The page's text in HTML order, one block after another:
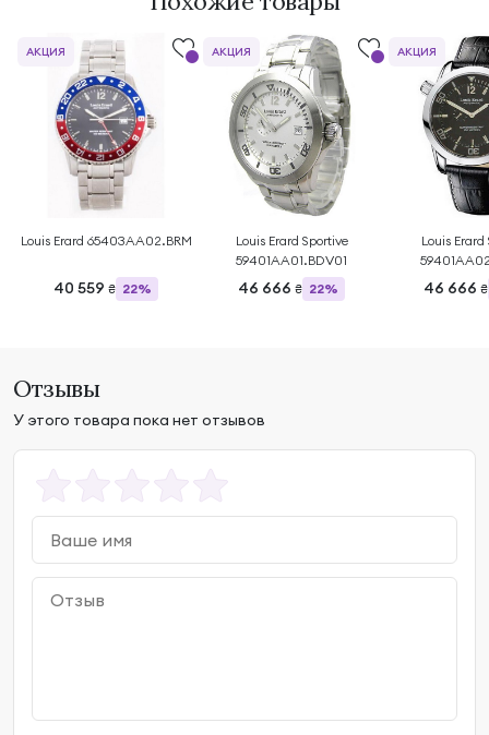
Louis Erard 65403AA02.BRM
40 559 ₴ 22%
АКЦИЯ
Louis Erard Sportive
59401AA01.BDV01
46 666 ₴ 22%
АКЦИЯ
Louis Erard
46 666 ₴
АКЦИЯ
Отзывы
У этого товара пока нет отзывов